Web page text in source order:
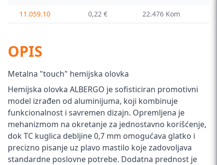
11.059.10 0,22 € 22.476 Kom
OPIS
Metalna "touch" hemijska olovka
Hemijska olovka ALBERGO je sofisticiran promotivni
model izrađen od aluminijuma, koji kombinuje
funkcionalnost i savremen dizajn. Opremljena je
mehanizmom na okretanje za jednostavno korišćenje,
dok TC kuglica debljine 0,7 mm omogućava glatko i
precizno pisanje uz plavo mastilo koje zadovoljava
standardne poslovne potrebe. Dodatna prednost je